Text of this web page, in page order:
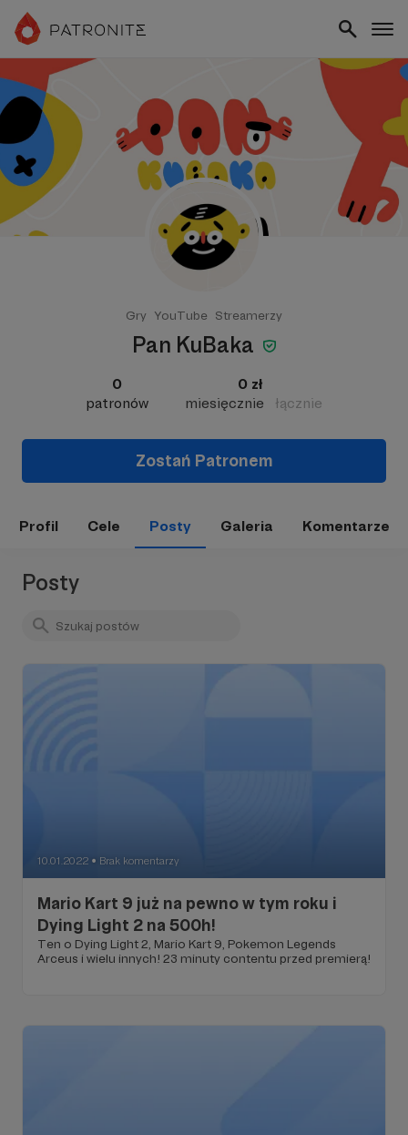
Gry YouTube Streamerzy
Pan KuBaka
0
patronów
0 zł
miesięcznie
łącznie
Zostań Patronem
Profil Cele Posty Galeria Komentarze
Posty
10.01.2022 ● Brak komentarzy
Mario Kart 9 już na pewno w tym roku i
Dying Light 2 na 500h!
Ten o Dying Light 2, Mario Kart 9, Pokemon Legends
Arceus i wielu innych! 23 minuty contentu przed premierą!